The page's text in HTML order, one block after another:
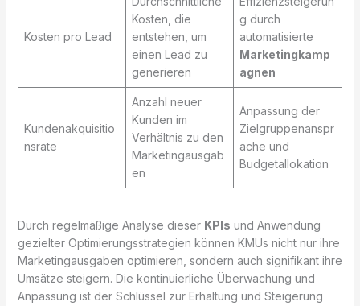
Kosten pro Lead
Kosten, die
entstehen, um
einen Lead zu
generieren
g durch
automatisierte
Marketingkamp
agnen
Kundenakquisitio
nsrate
Anzahl neuer
Kunden im
Verhältnis zu den
Marketingausgab
en
Anpassung der
Zielgruppenanspr
ache und
Budgetallokation
Durch regelmäßige Analyse dieser KPIs und Anwendung
gezielter Optimierungsstrategien können KMUs nicht nur ihre
Marketingausgaben optimieren, sondern auch signifikant ihre
Umsätze steigern. Die kontinuierliche Überwachung und
Anpassung ist der Schlüssel zur Erhaltung und Steigerung